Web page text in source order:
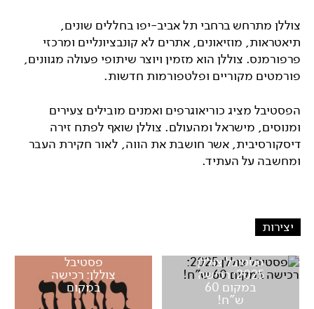
צוללן מתרחש ברחבי תל אביב-יפו בחללים שונים,
תיאטראות, מוזיאונים, אתרים לא קונבציונליים ומרכזי
פרפורמנס. צוללן הוא מזמין ויוצר שיתופי פעולה מגוונים,
פורמטים מקוריים ופלטפורמות חדשות.
הפסטיבל מציג כוריאוגרפים ואמנים מובילים צעירים
ומנוסים, מישראל ומהעולם. צוללן שואף לפתח זירה
דיסקורסיבית, אשר חושבת את הווה, לאור חקירת העבר
ומחשבה על העתיד.
יצירות
פסטיבל צוללן
2025: רכישה
במקום 60
ש"ח!
פסטיבל
צוללן: רכישה
במקום